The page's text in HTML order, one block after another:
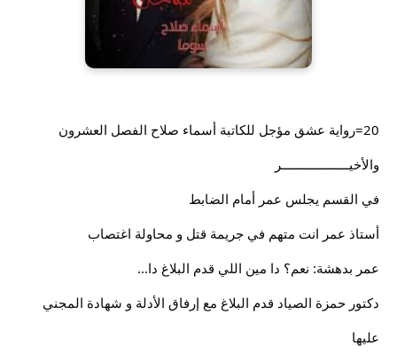
20=رواية عشق مؤجل للكاتبة أسماء صلاح الفصل العشرون
والأخيـــــــــــــــــــر
في القسم يجلس عمر أمام الضابط
أستاذ عمر انت متهم في جريمة قتل و محاولة اغتصاب
عمر بدهشة: نعم؟ دا مين اللي قدم البلاغ دا...
دكتور حمزة الصياد قدم البلاغ مع إرفاق الأدلة و شهادة المجني
عليها